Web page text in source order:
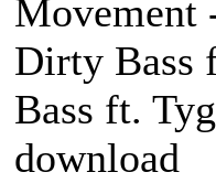
Movement
Dirty Bass
Bass ft.
download